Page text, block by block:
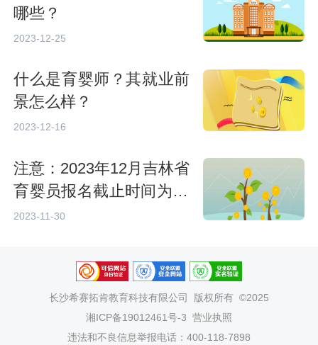
哪些？
2023-12-25
什么是育婴师？其就业前
景怎么样？
2023-12-16
注意：2023年12月吉林省
育婴员报名截止时间为12
月4日
2023-11-30
长沙希赛拓肯教育科技有限公司
版权所有 ©2025
湘ICP备19012461号-3 营业执照
违法和不良信息举报电话：400-118-7898